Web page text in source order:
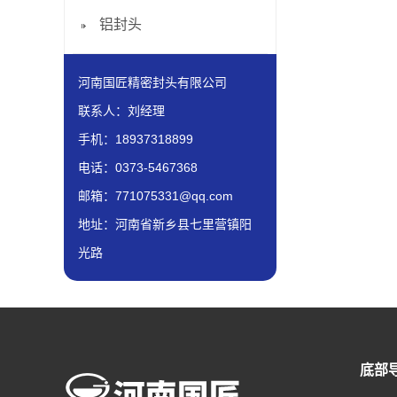
铝封头
河南国匠精密封头有限公司
联系人：刘经理
手机：18937318899
电话：0373-5467368
邮箱：771075331@qq.com
地址：河南省新乡县七里营镇阳
光路
底部